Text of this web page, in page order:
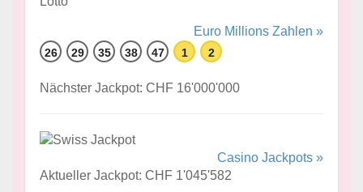
Euro Millions Zahlen »
26 29 35 38 47 1 2
Nächster Jackpot: CHF 16'000'000
Casino Jackpots »
Aktueller Jackpot: CHF 1'045'582